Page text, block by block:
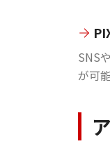
SNS
が可能